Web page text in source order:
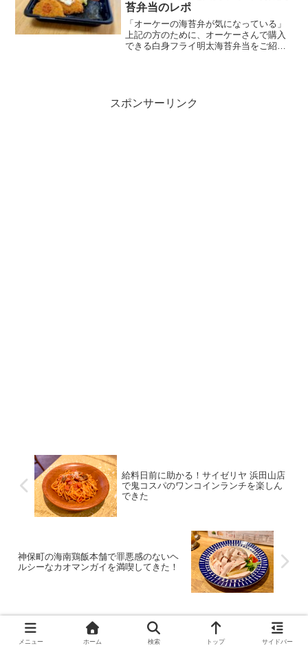
苔弁当のレポ
「オーケーの海苔弁が気になっている」
上記の方のために、オーケーさんで購入
できる白身フライ明太海苔弁当をご紹介
スポンサーリンク
給料日前に助かる！サイゼリヤ 浜田山店
で鬼コスパのワンコインランチを楽しん
できた
神保町の海南鶏飯本舗で罪悪感のないヘ
ルシーなカオマンガイを満喫してきた！
コメント
メニュー ホーム 検索 トップ サイドバー